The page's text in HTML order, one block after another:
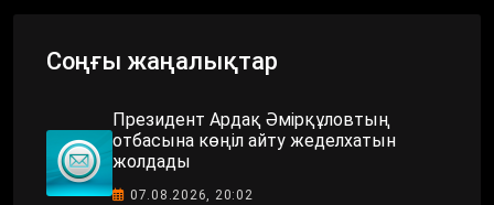
Соңғы жаңалықтар
Президент Ардақ Әмірқұловтың
отбасына көңіл айту жеделхатын
жолдады
07.08.2026, 20:02